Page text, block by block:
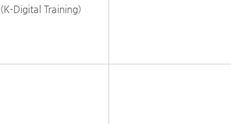
(K-Digital Training)